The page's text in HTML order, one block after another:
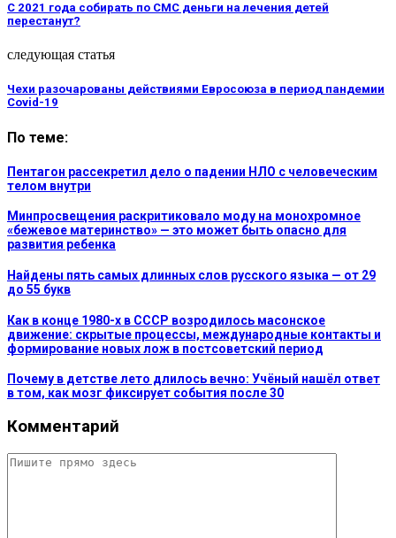
С 2021 года собирать по СМС деньги на лечения детей
перестанут?
следующая статья
Чехи разочарованы действиями Евросоюза в период пандемии
Covid-19
По теме:
Пентагон рассекретил дело о падении НЛО с человеческим
телом внутри
Минпросвещения раскритиковало моду на монохромное
«бежевое материнство» — это может быть опасно для
развития ребенка
Найдены пять самых длинных слов русского языка — от 29
до 55 букв
Как в конце 1980-х в СССР возродилось масонское
движение: скрытые процессы, международные контакты и
формирование новых лож в постсоветский период
Почему в детстве лето длилось вечно: Учёный нашёл ответ
в том, как мозг фиксирует события после 30
Комментарий